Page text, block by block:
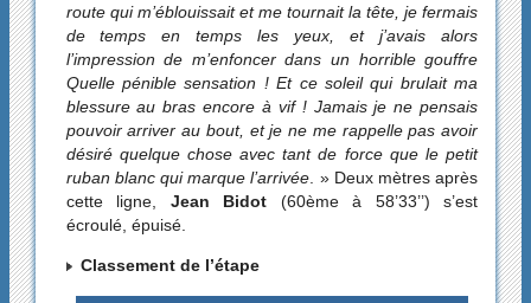
route qui m’éblouissait et me tournait la tête, je fermais
de temps en temps les yeux, et j’avais alors
l’impression de m’enfoncer dans un horrible gouffre
Quelle pénible sensation ! Et ce soleil qui brulait ma
blessure au bras encore à vif ! Jamais je ne pensais
pouvoir arriver au bout, et je ne me rappelle pas avoir
désiré quelque chose avec tant de force que le petit
ruban blanc qui marque l’arrivée . » Deux mètres après
cette ligne, Jean Bidot (60ème à 58’33’’) s’est
écroulé, épuisé.
Classement de l’étape